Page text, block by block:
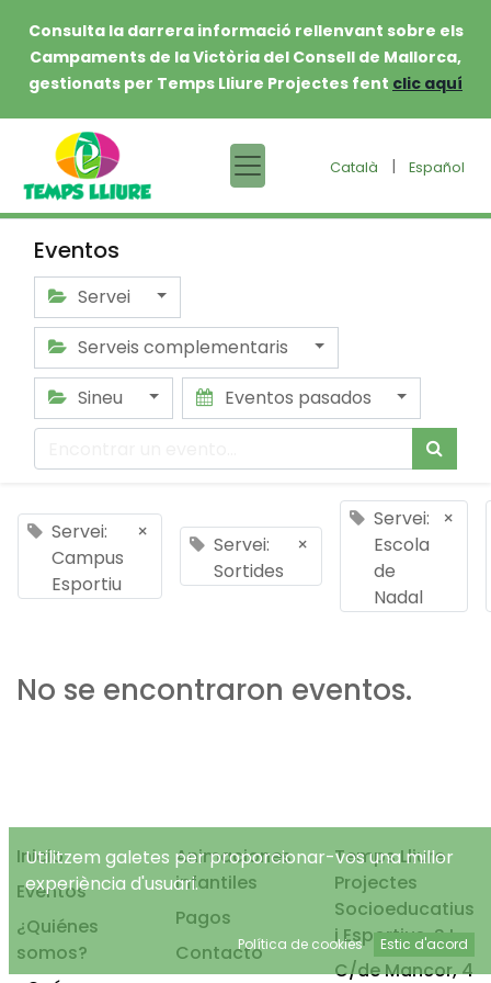
Consulta la darrera informació rellenvant sobre els
Campaments de la Victòria del Consell de Mallorca,
gestionats per Temps Lliure Projectes fent clic aquí
Català | Español
Eventos
Servei
Serveis complementaris
Sineu
Eventos pasados
Servei:
Campus
Esportiu
×
Servei:
Sortides
×
Servei:
Escola
de
Nadal
×
No se encontraron eventos.
Inicio
Eventos
¿Quiénes
somos?
Animaciones
infantiles
Pagos
Contacto
Temps Lliure
Projectes
Socioeducatius
i Esportius, S.L.
C/de Mancor, 4
Utilitzem galetes per proporcionar-vos una millor
experiència d'usuari.
Política de cookies Estic d'acord